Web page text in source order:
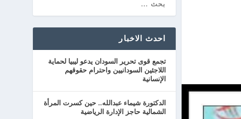
احدث الاخبار
تجمع قوى تحرير السودان يدعو ليبيا لحماية
اللاجئين السودانيين واحترام حقوقهم
الإنسانية
الدكتورة شيماء عبدالله.. حين كسرت المرأة
الشمالية حاجز الإدارة الرياضية